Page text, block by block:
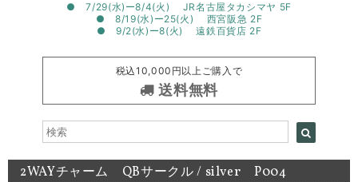
● 7/29(水)ー8/4(火) JR名古屋タカシマヤ 5F
● 8/19(水)ー25(火) 西宮阪急 2F
● 9/2(水)ー8(火) 遠鉄百貨店 2F
税込10,000円以上ご購入で
送料無料
2WAYチャーム QBサークル / silver P004